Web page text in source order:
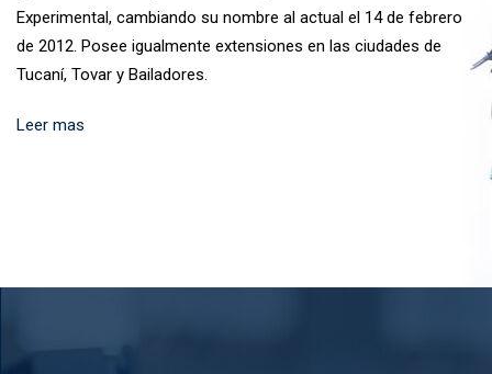
Experimental, cambiando su nombre al actual el 14 de febrero
de 2012. Posee igualmente extensiones en las ciudades de
Tucaní, Tovar y Bailadores.
Leer mas